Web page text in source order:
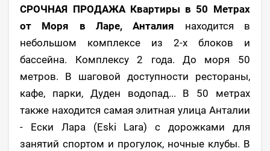
СРОЧНАЯ ПРОДАЖА Квартиры в 50 Метрах
от Моря в Ларе, Анталия находится в
небольшом комплексе из 2-х блоков и
бассейна. Комплексу 2 года. До моря 50
метров. В шаговой доступности рестораны,
кафе, парки, Дуден водопад... В 50 метрах
также находится самая элитная улица Анталии
- Ески Лара (Eski Lara) с дорожками для
занятий спортом и прогулок, ночные клубы. В